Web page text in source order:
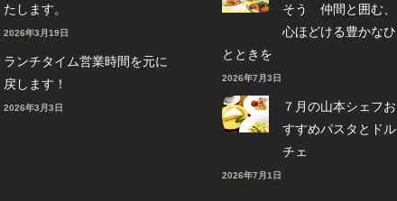
たします。
2026年3月19日
ランチタイム営業時間を元に
戻します！
2026年3月3日
そう 仲間と囲む、
心ほどける豊かなひ
とときを
2026年7月3日
７月の山本シェフお
すすめパスタとドル
チェ
2026年7月1日